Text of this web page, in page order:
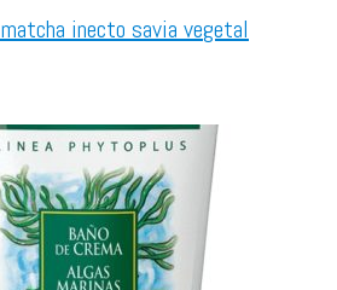
inecto savia vegetal